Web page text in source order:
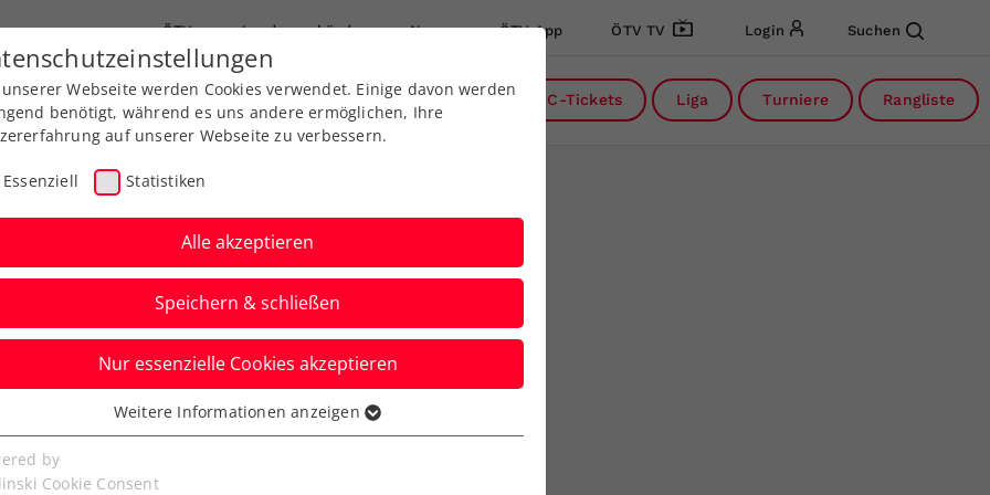
ÖTV Landesverbände News ÖTV App ÖTV TV Login Suchen
Ausbildungen Services Über uns DC-Tickets Liga Turniere Rangliste
für die VARTA
des Jahres
Webseite werden Cookies verwendet. Einige davon werden
benötigt, während es uns andere ermöglichen, Ihre
auf unserer Webseite zu verbessern.
Essenziell Statistiken
Alle akzeptieren
Speichern & schließen
Nur essenzielle Cookies akzeptieren
Cookies werden für grundlegende Funktionen der
benötigt. Dadurch ist gewährleistet, dass die Webseite
Weitere Informationen anzeigen
by
Cookie Consent